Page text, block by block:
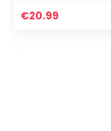
€20.99